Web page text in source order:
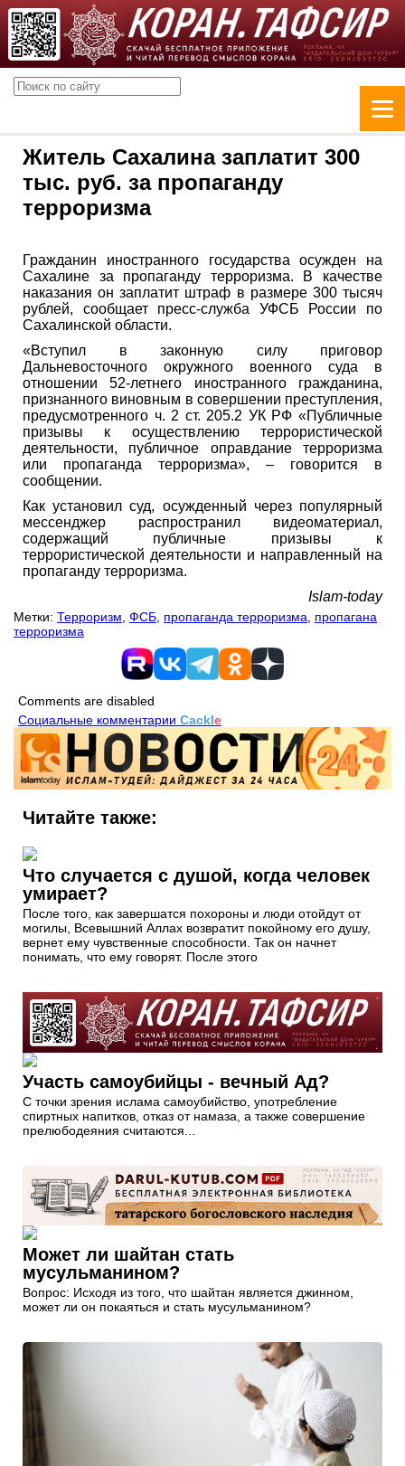
Житель Сахалина заплатит 300
тыс. руб. за пропаганду
терроризма
Гражданин иностранного государства осужден на
Сахалине за пропаганду терроризма. В качестве
наказания он заплатит штраф в размере 300 тысяч
рублей, сообщает пресс-служба УФСБ России по
Сахалинской области.
«Вступил в законную силу приговор
Дальневосточного окружного военного суда в
отношении 52-летнего иностранного гражданина,
признанного виновным в совершении преступления,
предусмотренного ч. 2 ст. 205.2 УК РФ «Публичные
призывы к осуществлению террористической
деятельности, публичное оправдание терроризма
или пропаганда терроризма», – говорится в
сообщении.
Как установил суд, осужденный через популярный
мессенджер распространил видеоматериал,
содержащий публичные призывы к
террористической деятельности и направленный на
пропаганду терроризма.
Islam-today
Метки: Терроризм ФСБ пропаганда терроризма
пропагана
терроризма
Comments are disabled
Социальные комментарии Cackle
Читайте также:
Что случается с душой, когда человек
умирает?
После того, как завершатся похороны и люди отойдут от
могилы, Всевышний Аллах возвратит покойному его душу,
вернет ему чувственные способности. Так он начнет
понимать, что ему говорят. После этого
Участь самоубийцы - вечный Ад?
С точки зрения ислама самоубийство, употребление
спиртных напитков, отказ от намаза, а также совершение
прелюбодеяния считаются...
Может ли шайтан стать
мусульманином?
Вопрос: Исходя из того, что шайтан является джинном,
может ли он покаяться и стать мусульманином?